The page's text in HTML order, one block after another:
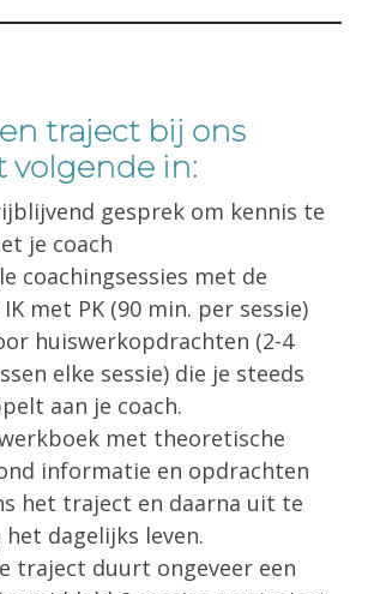
traject bij ons
volgende in:
gesprek om kennis te
je coach
coachingsessies met de
met PK (90 min. per sessie)
huiswerkopdrachten (2-4
elke sessie) die je steeds
aan je coach.
met theoretische
informatie en opdrachten
het traject en daarna uit te
dagelijks leven.
traject duurt ongeveer een